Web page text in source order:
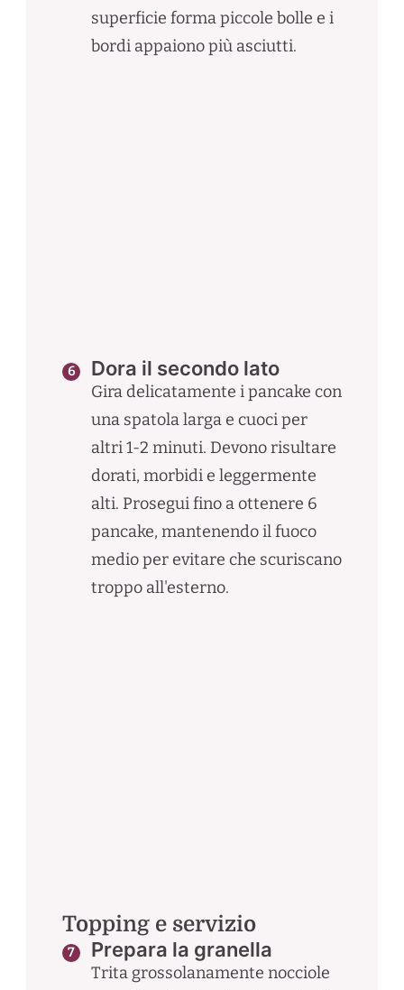
superficie forma piccole bolle e i
bordi appaiono più asciutti.
Dora il secondo lato
Gira delicatamente i pancake con
una spatola larga e cuoci per
altri 1-2 minuti. Devono risultare
dorati, morbidi e leggermente
alti. Prosegui fino a ottenere 6
pancake, mantenendo il fuoco
medio per evitare che scuriscano
troppo all'esterno.
Topping e servizio
Prepara la granella
Trita grossolanamente nocciole